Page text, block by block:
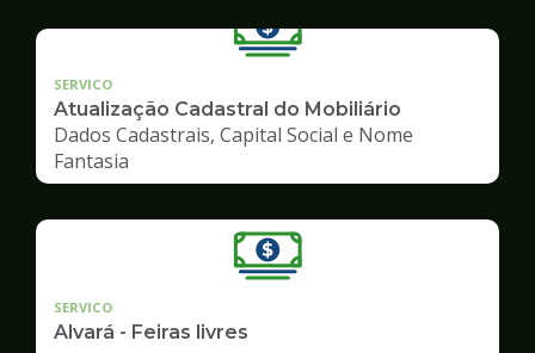
SERVICO
Atualização Cadastral do Mobiliário
Dados Cadastrais, Capital Social e Nome
Fantasia
SERVICO
Alvará - Feiras livres